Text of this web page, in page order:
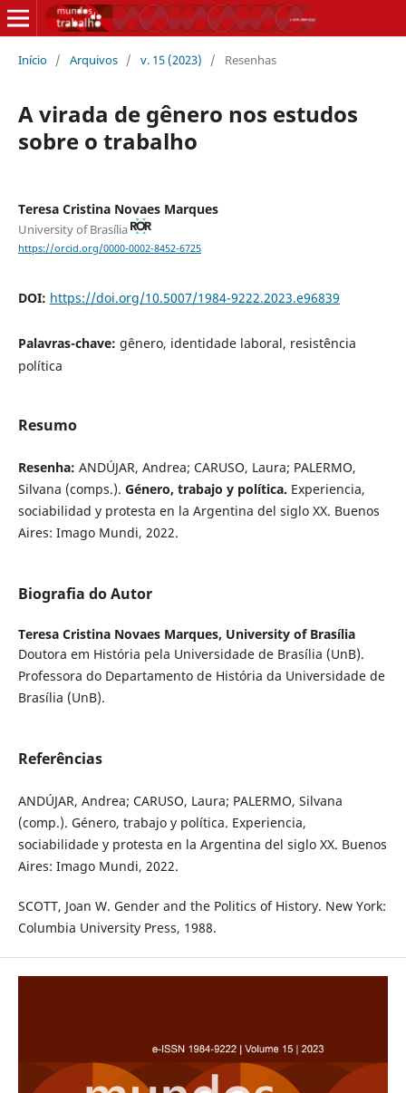
Início / Arquivos / v. 15 (2023) / Resenhas
A virada de gênero nos estudos
sobre o trabalho
Teresa Cristina Novaes Marques
University of Brasília
https://orcid.org/0000-0002-8452-6725
DOI: https://doi.org/10.5007/1984-9222.2023.e96839
Palavras-chave: gênero, identidade laboral, resistência
política
Resumo
Resenha: ANDÚJAR, Andrea; CARUSO, Laura; PALERMO,
Silvana (comps.). Género, trabajo y política. Experiencia,
sociabilidad y protesta en la Argentina del siglo XX. Buenos
Aires: Imago Mundi, 2022.
Biografia do Autor
Teresa Cristina Novaes Marques, University of Brasília
Doutora em História pela Universidade de Brasília (UnB).
Professora do Departamento de História da Universidade de
Brasília (UnB).
Referências
ANDÚJAR, Andrea; CARUSO, Laura; PALERMO, Silvana
(comp.). Género, trabajo y política. Experiencia,
sociabilidade y protesta en la Argentina del siglo XX. Buenos
Aires: Imago Mundi, 2022.
SCOTT, Joan W. Gender and the Politics of History. New York:
Columbia University Press, 1988.